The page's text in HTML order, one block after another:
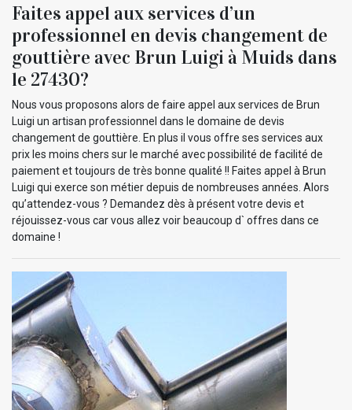
Faites appel aux services d’un
professionnel en devis changement de
gouttière avec Brun Luigi à Muids dans
le 27430?
Nous vous proposons alors de faire appel aux services de Brun
Luigi un artisan professionnel dans le domaine de devis
changement de gouttière. En plus il vous offre ses services aux
prix les moins chers sur le marché avec possibilité de facilité de
paiement et toujours de très bonne qualité !! Faites appel à Brun
Luigi qui exerce son métier depuis de nombreuses années. Alors
qu’attendez-vous ? Demandez dès à présent votre devis et
réjouissez-vous car vous allez voir beaucoup d` offres dans ce
domaine !